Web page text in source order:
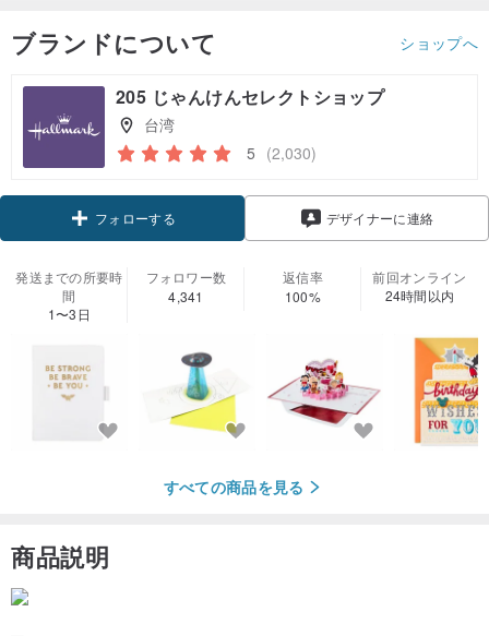
ブランドについて ショップへ
205 じゃんけんセレクトショップ
台湾
5 (2,030)
フォローする デザイナーに連絡
発送までの所要時
間
1〜3日
フォロワー数
4,341
返信率
100%
前回オンライン
24時間以内
すべての商品を見る
商品説明